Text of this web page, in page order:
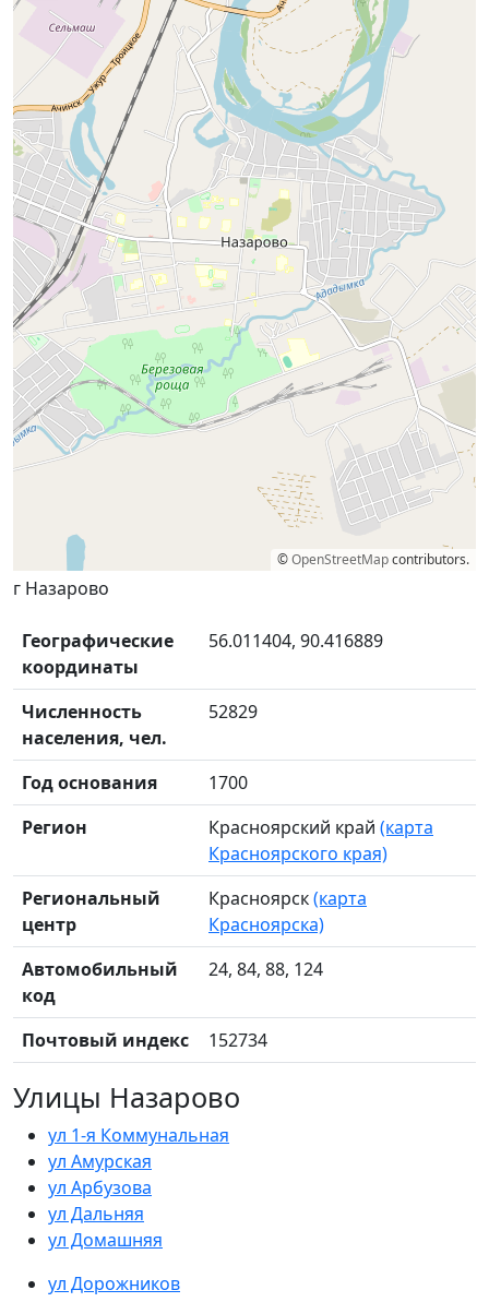
©OpenStreetMapcontributors.
г Назарово
Географические
координаты
56.011404, 90.416889
Численность
населения, чел.
52829
Год основания
1700
Регион
Красноярский край (карта
Красноярского края)
Региональный
центр
Красноярск(карта
Красноярска)
Автомобильный
код
24, 84, 88, 124
Почтовый индекс 152734
Улицы Назарово
ул 1-я Коммунальная
ул Амурская
ул Арбузова
ул Дальняя
ул Домашняя
ул Дорожников